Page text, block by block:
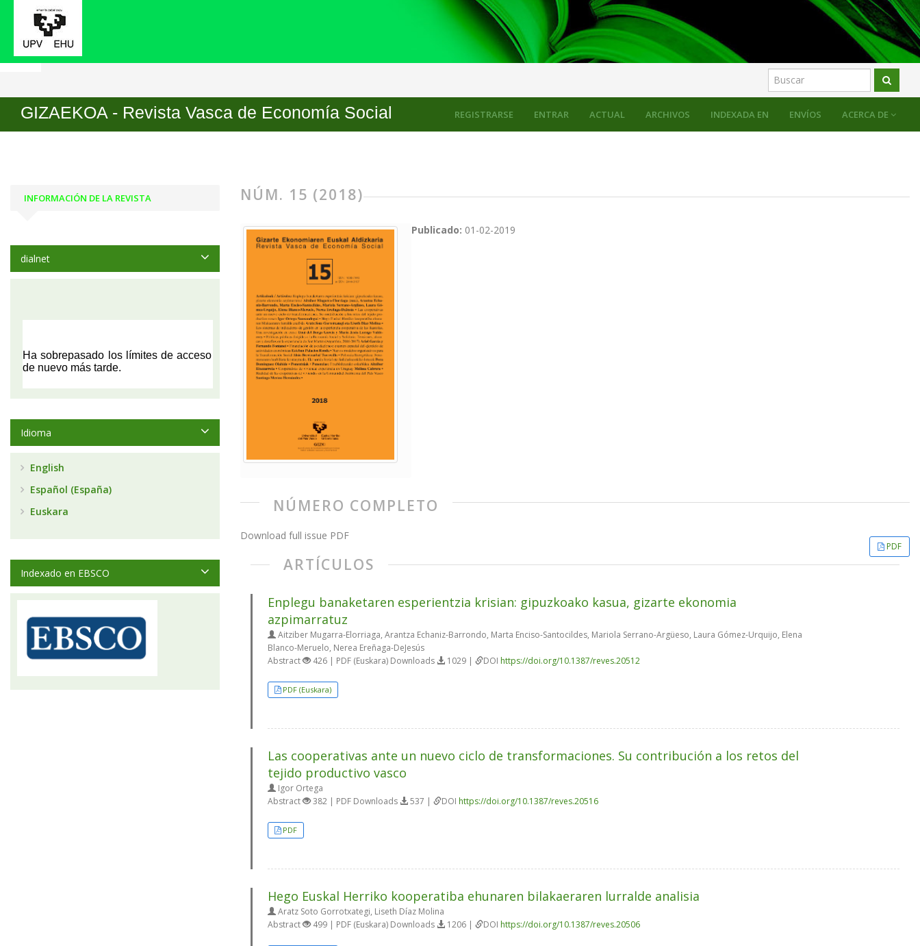
ACTUAL ARCHIVOS INDEXADA EN ENVÍOS ACERCA DE
REGISTRARSE ENTRAR
GIZAEKOA - Revista Vasca de Economía Social
Inicio Archivos Núm. 15 (2018)
NÚM. 15 (2018)
Publicado: 01-02-2019
NÚMERO COMPLETO
Download full issue PDF
PDF
ARTÍCULOS
Enplegu banaketaren esperientzia krisian: gipuzkoako kasua, gizarte ekonomia
azpimarratuz
Aitziber Mugarra-Elorriaga, Arantza Echaniz-Barrondo, Marta Enciso-Santocildes, Mariola Serrano-Argüeso, Laura Gómez-Urquijo, Elena
Blanco-Meruelo, Nerea Ereñaga-DeJesús
Abstract
426 | PDF (Euskara) Downloads 1029 | DOI https://doi.org/10.1387/reves.20512
PDF (Euskara)
Las cooperativas ante un nuevo ciclo de transformaciones. Su contribución a los retos del
tejido productivo vasco
Igor Ortega
Abstract
382 | PDF Downloads 537 | DOI https://doi.org/10.1387/reves.20516
PDF
Hego Euskal Herriko kooperatiba ehunaren bilakaeraren lurralde analisia
Aratz Soto Gorrotxategi, Liseth Díaz Molina
Abstract
499 | PDF (Euskara) Downloads 1206 | DOI https://doi.org/10.1387/reves.20506
INFORMACIÓN DE LA REVISTA
dialnet
Idioma
English
Español (España)
Euskara
Indexado en EBSCO